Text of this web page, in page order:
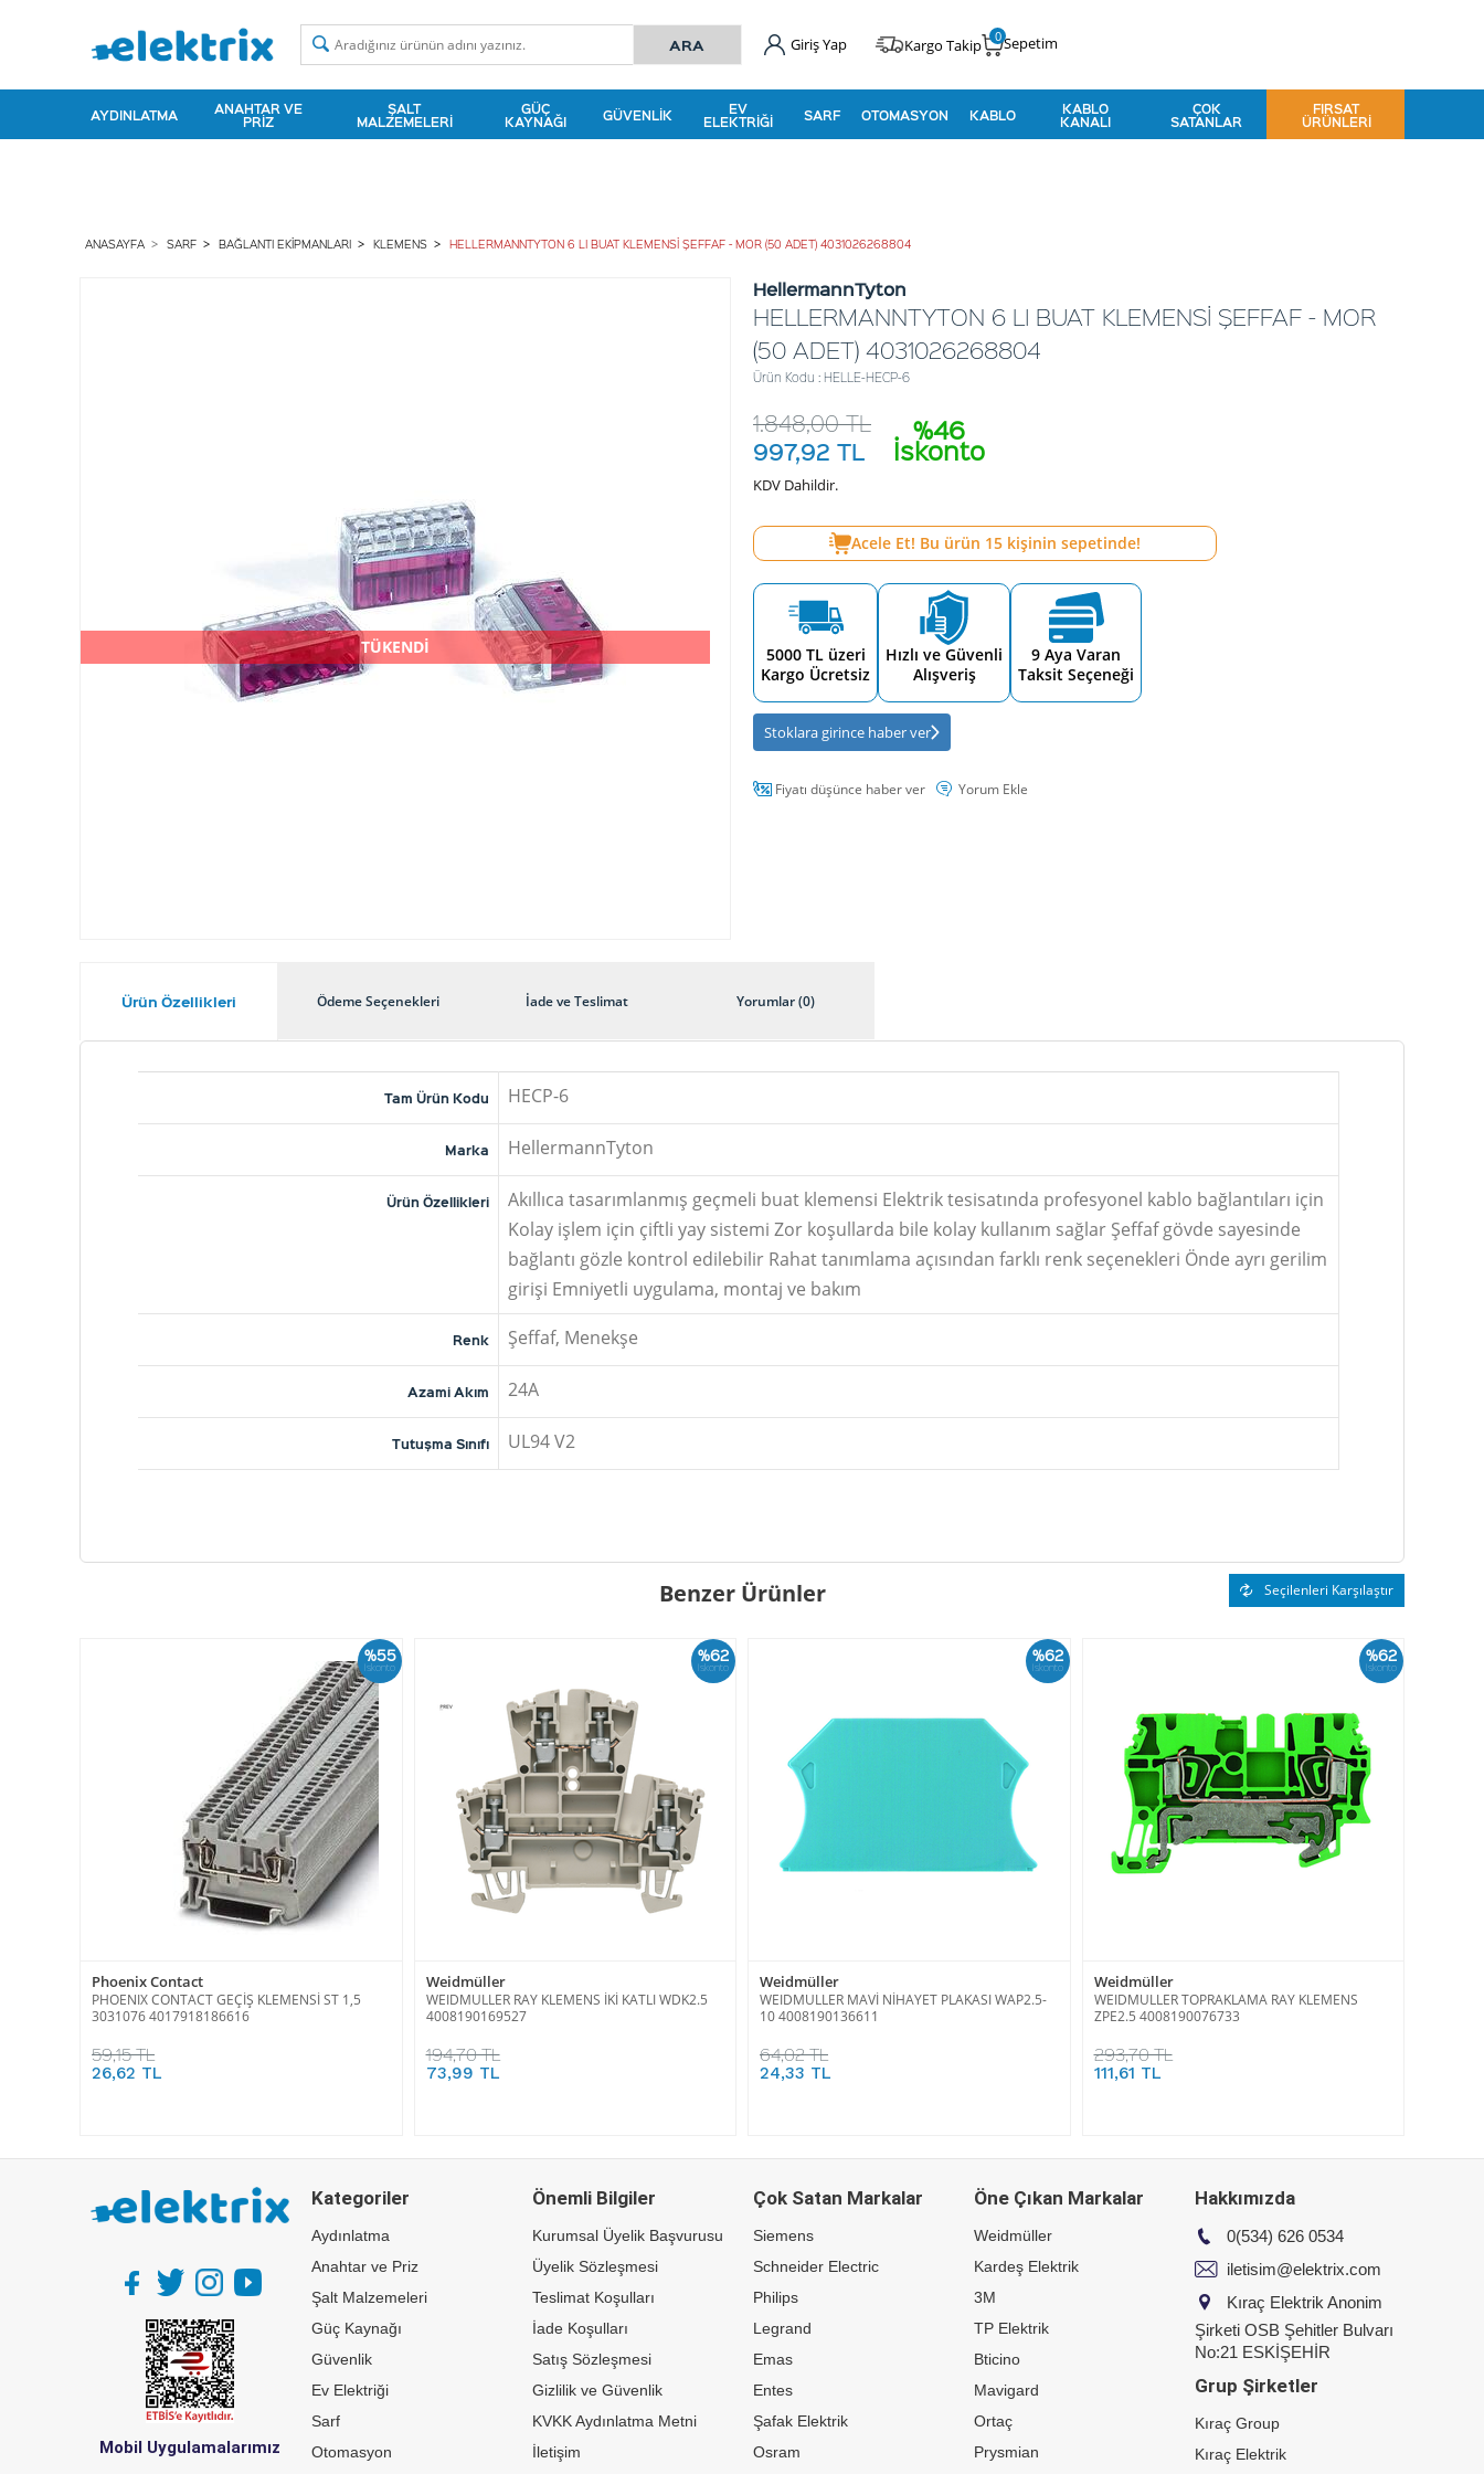
Giriş Yap Kargo Takip Sepetim
0
AYDINLATMA ANAHTAR VE
PRIZ
ŞALT
MALZEMELERI
GÜÇ
KAYNAĞI GÜVENLIK EV
ELEKTRIĞI SARF OTOMASYON KABLO KABLO
KANALI
ÇOK
SATANLAR
FIRSAT
ÜRÜNLERI
ANASAYFA SARF BAĞLANTI EKIPMANLARI KLEMENS HELLERMANNTYTON 6 LI BUAT KLEMENSİ ŞEFFAF - MOR (50 ADET) 4031026268804
TÜKENDİ
HellermannTyton
HELLERMANNTYTON 6 LI BUAT KLEMENSİ ŞEFFAF - MOR
(50 ADET) 4031026268804
Ürün Kodu : HELLE-HECP-6
%46
İskonto
1.848,00TL
997,92 TL
KDV Dahildir.
Acele Et! Bu ürün 15kişinin sepetinde!
5000 TL üzeri
Kargo Ücretsiz
Hızlı ve Güvenli
Alışveriş
9 Aya Varan
Taksit Seçeneği
Stoklara girince haber ver
Fiyatı düşünce haber ver Yorum Ekle
Ürün Özellikleri Ödeme Seçenekleri İade ve Teslimat Yorumlar (0)
Tam Ürün Kodu HECP-6
Marka HellermannTyton
Ürün Özellikleri
Akıllıca tasarımlanmış geçmeli buat klemensi Elektrik tesisatında profesyonel kablo bağlantıları için
Kolay işlem için çiftli yay sistemi Zor koşullarda bile kolay kullanım sağlar Şeffaf gövde sayesinde
bağlantı gözle kontrol edilebilir Rahat tanımlama açısından farklı renk seçenekleri Önde ayrı gerilim
girişi Emniyetli uygulama, montaj ve bakım
Renk Şeffaf, Menekşe
Azami Akım 24A
Tutuşma Sınıfı UL94 V2
Benzer Ürünler Seçilenleri Karşılaştır
%55
İskonto
Phoenix Contact
PHOENIX CONTACT GEÇİŞ KLEMENSİ ST 1,5
3031076 4017918186616
59,15 TL
26,62 TL
%62
İskonto
Weidmüller
WEIDMULLER RAY KLEMENS İKİ KATLI WDK2.5
4008190169527
194,70 TL
73,99 TL
%62
İskonto
Weidmüller
WEIDMULLER MAVİ NİHAYET PLAKASI WAP2.5-
10 4008190136611
64,02 TL
24,33 TL
%62
İskonto
Weidmüller
WEIDMULLER TOPRAKLAMA RAY KLEMENS
ZPE2.5 4008190076733
293,70 TL
111,61 TL
Mobil Uygulamalarımız
Kategoriler
Aydınlatma
Anahtar ve Priz
Şalt Malzemeleri
Güç Kaynağı
Güvenlik
Ev Elektriği
Sarf
Otomasyon
Önemli Bilgiler
Kurumsal Üyelik Başvurusu
Üyelik Sözleşmesi
Teslimat Koşulları
İade Koşulları
Satış Sözleşmesi
Gizlilik ve Güvenlik
KVKK Aydınlatma Metni
İletişim
Çok Satan Markalar
Siemens
Schneider Electric
Philips
Legrand
Emas
Entes
Şafak Elektrik
Osram
Öne Çıkan Markalar
Weidmüller
Kardeş Elektrik
3M
TP Elektrik
Bticino
Mavigard
Ortaç
Prysmian
Hakkımızda
0(534) 626 0534
iletisim@elektrix.com
Kıraç Elektrik Anonim
Şirketi OSB Şehitler Bulvarı
No:21 ESKİŞEHİR
Grup Şirketler
Kıraç Group
Kıraç Elektrik